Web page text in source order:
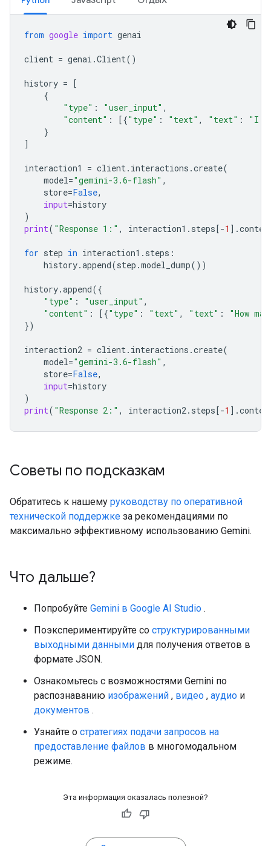
from google import genai
client = genai .Client()
history = [
{
"type" : "user_input" ,
"content" : [{"type" : "text" , "text" :
"I
}
]
interaction1 = client. interactions .create(
model="gemini-3.6-flash" ,
store=False,
input=history
)
print( "Response 1:" , interaction1 . steps[-1 ] .
for step in interaction1 . steps :
history.append(step .model_dump())
history.append({
"type" : "user_input" ,
"content" : [{"type" : "text" , "text" :
"How
})
interaction2 = client. interactions .create(
model="gemini-3.6-flash" ,
store=False,
input=history
)
print( "Response 2:" , interaction2. steps[-1 ] .
Советы по подсказкам
Обратитесь к нашему руководству по оперативной
технической поддержке за рекомендациями по
максимально эффективному использованию Gemini.
Что дальше?
Попробуйте Gemini в Google AI Studio .
Поэкспериментируйте со структурированными
выходными данными для получения ответов в
формате JSON.
Ознакомьтесь с возможностями Gemini по
распознаванию изображений , видео , аудио и
документов .
Узнайте о стратегиях подачи запросов на
предоставление файлов в многомодальном
режиме.
Эта информация оказалась полезной?